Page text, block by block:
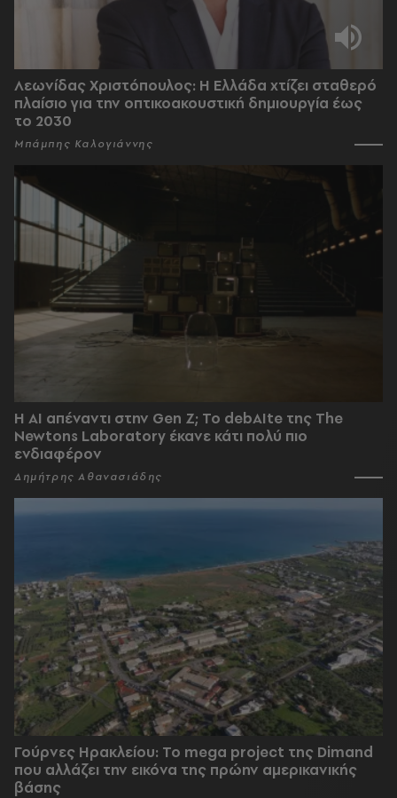
Λεωνίδας Χριστόπουλος: Η Ελλάδα χτίζει σταθερό
πλαίσιο για την οπτικοακουστική δημιουργία έως
το 2030
Μπάμπης Καλογιάννης
Η AI απέναντι στην Gen Z; Το debAIte της The
Newtons Laboratory έκανε κάτι πολύ πιο
ενδιαφέρον
Δημήτρης Αθανασιάδης
Γούρνες Ηρακλείου: To mega project της Dimand
που αλλάζει την εικόνα της πρώην αμερικανικής
βάσης